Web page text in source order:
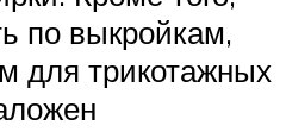
по выкройкам,
для трикотажных